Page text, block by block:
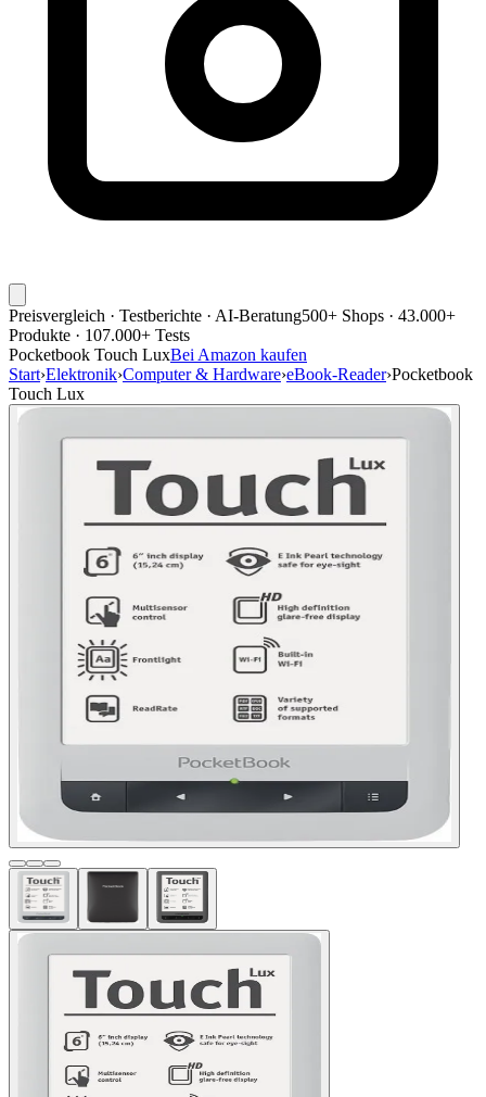
Preisvergleich · Testberichte · AI-Beratung500+ Shops · 43.000+
Produkte · 107.000+ Tests
Pocketbook Touch LuxBei Amazon kaufen
Start›Elektronik›Computer & Hardware›eBook-Reader›Pocketbook
Touch Lux